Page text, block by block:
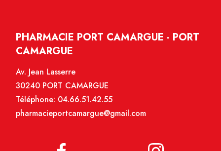
PHARMACIE PORT CAMARGUE - PORT
CAMARGUE
Av. Jean Lasserre
30240 PORT CAMARGUE
Téléphone: 04.66.51.42.55
pharmacieportcamargue@gmail.com